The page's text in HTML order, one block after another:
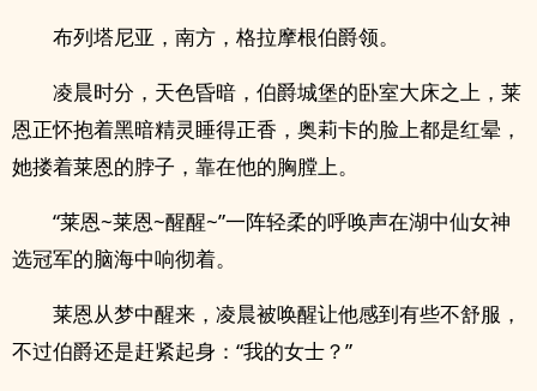
布列塔尼亚，南方，格拉摩根伯爵领。
凌晨时分，天色昏暗，伯爵城堡的卧室大床之上，莱
恩正怀抱着黑暗精灵睡得正香，奥莉卡的脸上都是红晕，
她搂着莱恩的脖子，靠在他的胸膛上。
“莱恩~莱恩~醒醒~”一阵轻柔的呼唤声在湖中仙女神
选冠军的脑海中响彻着。
莱恩从梦中醒来，凌晨被唤醒让他感到有些不舒服，
不过伯爵还是赶紧起身：“我的女士？”